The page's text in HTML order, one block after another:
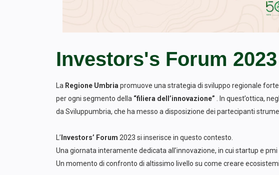
Investors's Forum 2023
La Regione Umbriapromuove una strategia di sviluppo regionale
per ogni segmento della “filiera dell’innovazione” . In quest’ottica,
da Sviluppumbria, che ha messo a disposizione dei partecipanti
L’ Investors’ Forum 2023 si inserisce in questo contesto.
Una giornata interamente dedicata all’innovazione, in cui startup e
Un momento di confronto di altissimo livello su come creare